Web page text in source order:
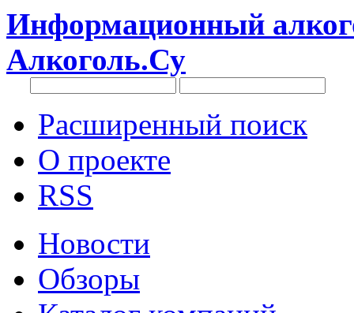
Информационный
Алкоголь.Су
Расширенный поиск
О проекте
RSS
Новости
Обзоры